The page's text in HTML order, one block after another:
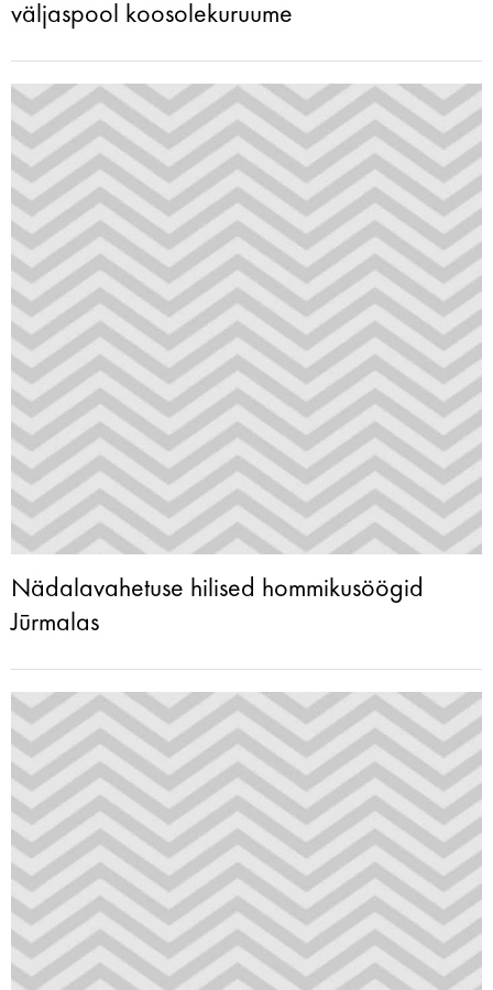
väljaspool koosolekuruume
Nädalavahetuse hilised hommikusöögid
Jūrmalas